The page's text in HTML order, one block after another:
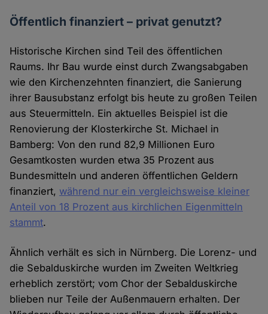
Öffentlich finanziert – privat genutzt?
Historische Kirchen sind Teil des öffentlichen
Raums. Ihr Bau wurde einst durch Zwangsabgaben
wie den Kirchenzehnten finanziert, die Sanierung
ihrer Bausubstanz erfolgt bis heute zu großen Teilen
aus Steuermitteln. Ein aktuelles Beispiel ist die
Renovierung der Klosterkirche St. Michael in
Bamberg: Von den rund 82,9 Millionen Euro
Gesamtkosten wurden etwa 35 Prozent aus
Bundesmitteln und anderen öffentlichen Geldern
finanziert, während nur ein vergleichsweise kleiner
Anteil von 18 Prozent aus kirchlichen Eigenmitteln
stammt.
Ähnlich verhält es sich in Nürnberg. Die Lorenz- und
die Sebalduskirche wurden im Zweiten Weltkrieg
erheblich zerstört; vom Chor der Sebalduskirche
blieben nur Teile der Außenmauern erhalten. Der